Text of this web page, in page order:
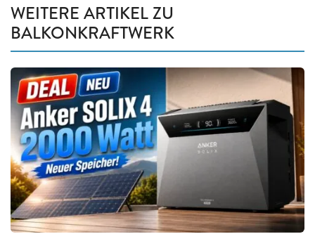
WEITERE ARTIKEL ZU
BALKONKRAFTWERK